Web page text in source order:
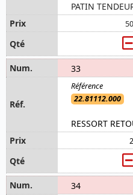
PATIN
33
22.81112.000
RESSORT
34